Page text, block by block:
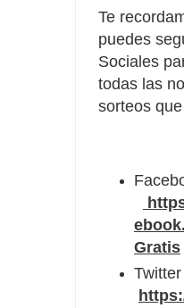
Te
puedes
Sociales
todas las
sorteos
Gratis